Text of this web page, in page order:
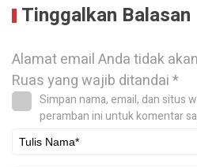
Tinggalkan Balasan
Alamat email Anda tidak
Ruas yang wajib ditandai*
Simpan nama, email, dan situs
peramban ini untuk komentar